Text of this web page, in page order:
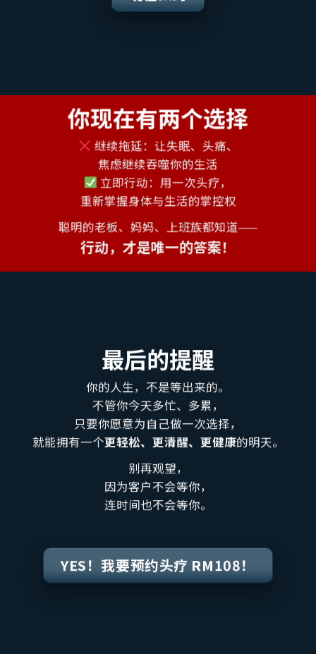
你现在有两个选择
继续拖延：让失眠、头痛、
焦虑继续吞噬你的生活
立即行动：用一次头疗，
重新掌握身体与生活的掌控权
聪明的老板、妈妈、上班族都知道——
行动，才是唯一的答案！
最后的提醒
你的人生，不是等出来的。
不管你今天多忙、多累，
只要你愿意为自己做一次选择，
就能拥有一个更轻松、更清醒、更健康的明天。
别再观望，
因为客户不会等你，
连时间也不会等你。
YES！我要预约头疗 RM108！